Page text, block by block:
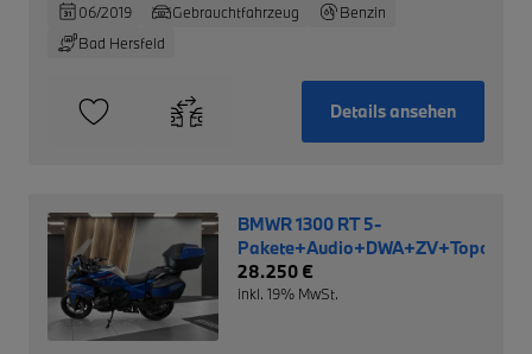
06/2019
Gebrauchtfahrzeug
Benzin
Bad Hersfeld
Details ansehen
BMWR 1300 RT 5-
28.250 €
inkl. 19% MwSt.